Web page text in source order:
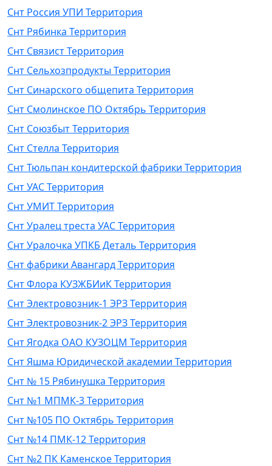
Снт Россия УПИ Территория
Снт Рябинка Территория
Снт Связист Территория
Снт Сельхозпродукты Территория
Снт Синарского общепита Территория
Снт Смолинское ПО Октябрь Территория
Снт Союзбыт Территория
Снт Стелла Территория
Снт Тюльпан кондитерской фабрики Территория
Снт УАС Территория
Снт УМИТ Территория
Снт Уралец треста УАС Территория
Снт Уралочка УПКБ Деталь Территория
Снт фабрики Авангард Территория
Снт Флора КУЗЖБИиК Территория
Снт Электровозник-1 ЭРЗ Территория
Снт Электровозник-2 ЭРЗ Территория
Снт Ягодка ОАО КУЗОЦМ Территория
Снт Яшма Юридической академии Территория
Снт № 15 Рябинушка Территория
Снт №1 МПМК-3 Территория
Снт №105 ПО Октябрь Территория
Снт №14 ПМК-12 Территория
Снт №2 ПК Каменское Территория